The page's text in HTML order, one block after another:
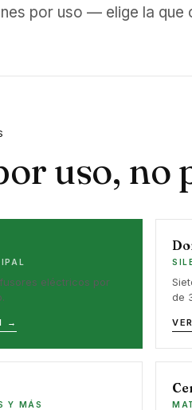
por uso — elige la que
uso, no
eléctricos por
→
de
Y MÁS